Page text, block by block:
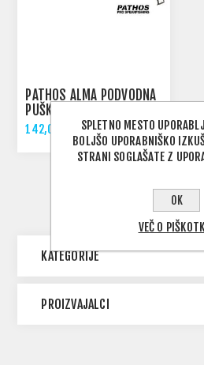
PATHOS ALMA PODVODNA
PUŠKA 75CM
142,00 €
KATEGORIJE
PROIZVAJALCI
SPLETNO MESTO
BOLJŠO UPORABNIŠKO
STRANI SOGLAŠATE Z
OK
VEČ O